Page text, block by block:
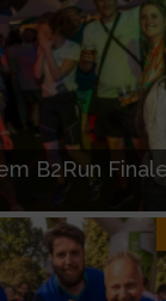
B2Run